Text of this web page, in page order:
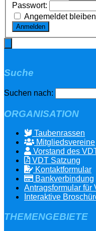
Passwort:
Angemeldet bleiben
Anmelden
Suche
Suchen nach:
ORGANISATION
Taubenrassen
Mitgliedsvereine
Vorstand des
VDT Satzung
Kontaktformular
Bankverbindung
Antragsformular für
Interaktive
THEMENGEBIETE